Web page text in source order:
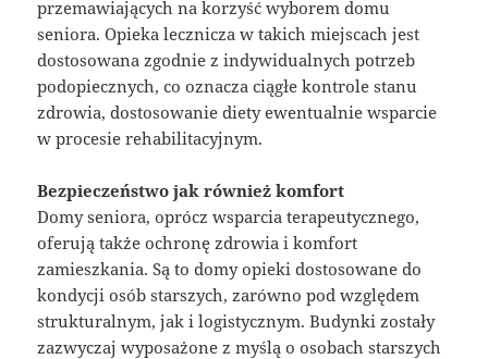
przemawiających na korzyść wyborem domu
seniora. Opieka lecznicza w takich miejscach jest
dostosowana zgodnie z indywidualnych potrzeb
podopiecznych, co oznacza ciągłe kontrole stanu
zdrowia, dostosowanie diety ewentualnie wsparcie
w procesie rehabilitacyjnym.
Bezpieczeństwo jak również komfort
Domy seniora, oprócz wsparcia terapeutycznego,
oferują także ochronę zdrowia i komfort
zamieszkania. Są to domy opieki dostosowane do
kondycji osób starszych, zarówno pod względem
strukturalnym, jak i logistycznym. Budynki zostały
zazwyczaj wyposażone z myślą o osobach starszych